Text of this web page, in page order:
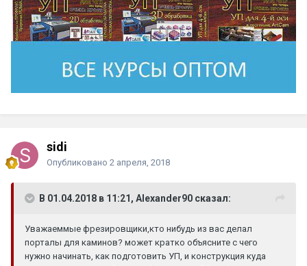
sidi
Опубликовано 2 апреля, 2018
В 01.04.2018 в 11:21, Alexander90 сказал:
Уважаеммые фрезировщики,кто нибудь из вас делал
порталы для каминов? может кратко объясните с чего
нужно начинать, как подготовить УП, и конструкция куда